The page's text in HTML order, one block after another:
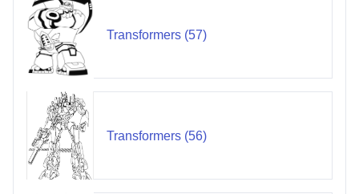
Transformers (57)
Transformers (56)